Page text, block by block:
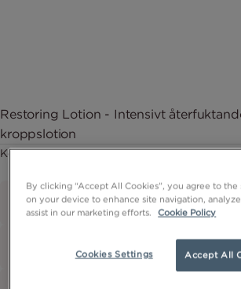
Restoring Lotion - Intensivt
kroppslotion
Köp nu
By clicking “Accept All Cookies”, you agree to
on your device to enhance site navigation,
assist in our marketing efforts.
Cookie Policy
Cookies Settings Accept All